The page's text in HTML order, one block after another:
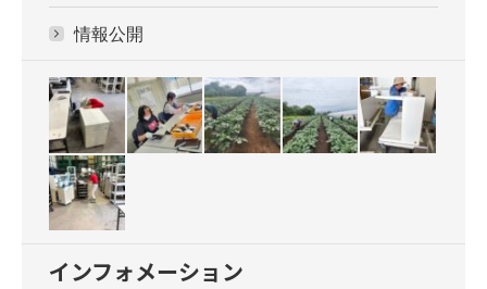
情報公開
インフォメーション